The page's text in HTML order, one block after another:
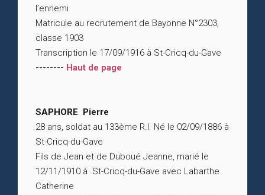
l’ennemi
Matricule au recrutement de Bayonne N°2303,
classe 1903
Transcription le 17/09/1916 à St-Cricq-du-Gave
-------- Haut de page
SAPHORE Pierre
28 ans, soldat au 133ème R.I. Né le 02/09/1886 à
St-Cricq-du-Gave
Fils de Jean et de Duboué Jeanne, marié le
12/11/1910 à St-Cricq-du-Gave avec Labarthe
Catherine